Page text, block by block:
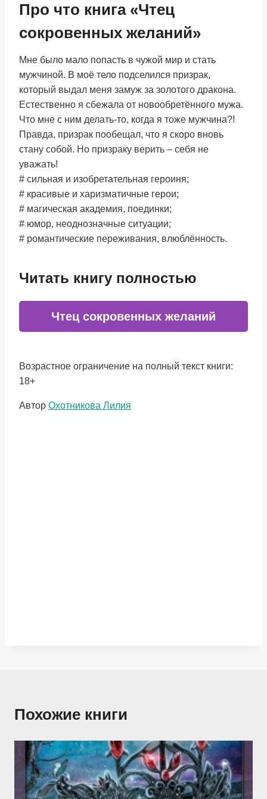
Про что книга «Чтец
сокровенных желаний»
Мне было мало попасть в чужой мир и стать
мужчиной. В моё тело подселился призрак,
который выдал меня замуж за золотого дракона.
Естественно я сбежала от новообретённого мужа.
Что мне с ним делать-то, когда я тоже мужчина?!
Правда, призрак пообещал, что я скоро вновь
стану собой. Но призраку верить – себя не
уважать!
# сильная и изобретательная героиня;
# красивые и харизматичные герои;
# магическая академия, поединки;
# юмор, неоднозначные ситуации;
# романтические переживания, влюблённость.
Читать книгу полностью
Чтец сокровенных желаний
Возрастное ограничение на полный текст книги:
18+
Метки
Автор Охотникова Лилия
Похожие книги